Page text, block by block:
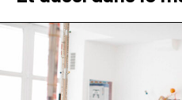
PROGRAMMATION
MAGAZINE